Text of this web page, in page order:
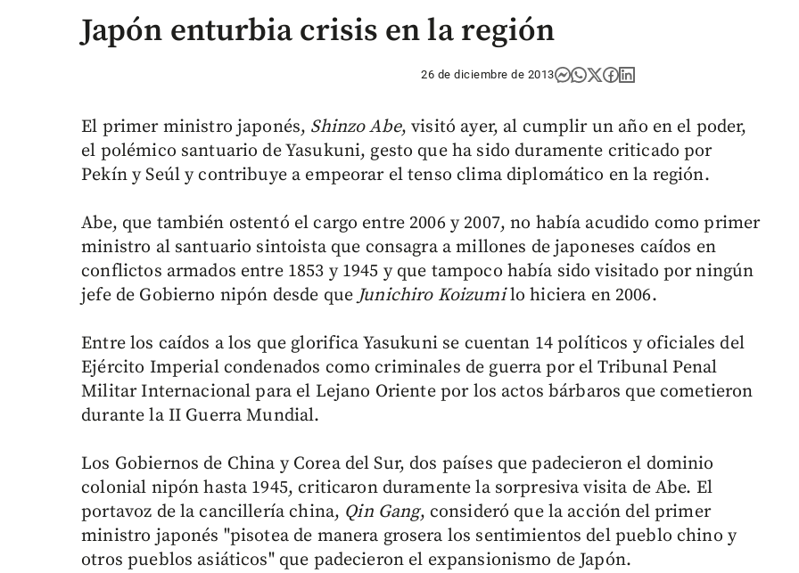
Japón enturbia crisis en la región
26 de diciembre de 2013
El primer ministro japonés, Shinzo Abe, visitó ayer, al cumplir un año en el poder,
el polémico santuario de Yasukuni, gesto que ha sido duramente criticado por
Pekín y Seúl y contribuye a empeorar el tenso clima diplomático en la región.
Abe, que también ostentó el cargo entre 2006 y 2007, no había acudido como primer
ministro al santuario sintoista que consagra a millones de japoneses caídos en
conflictos armados entre 1853 y 1945 y que tampoco había sido visitado por ningún
jefe de Gobierno nipón desde queJunichiro Koizumilo hiciera en 2006.
Entre los caídos a los que glorifica Yasukuni se cuentan 14 políticos y oficiales del
Ejército Imperial condenados como criminales de guerra por el Tribunal Penal
Militar Internacional para el Lejano Oriente por los actos bárbaros que cometieron
durante la II Guerra Mundial.
Los Gobiernos de China y Corea del Sur, dos países que padecieron el dominio
colonial nipón hasta 1945, criticaron duramente la sorpresiva visita de Abe. El
portavoz de la cancillería china, Qin Gang, consideró que la acción del primer
ministro japonés "pisotea de manera grosera los sentimientos del pueblo chino y
otros pueblos asiáticos" que padecieron el expansionismo de Japón.